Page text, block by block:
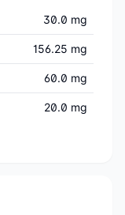
30.0 mg
156.25 mg
60.0 mg
20.0 mg